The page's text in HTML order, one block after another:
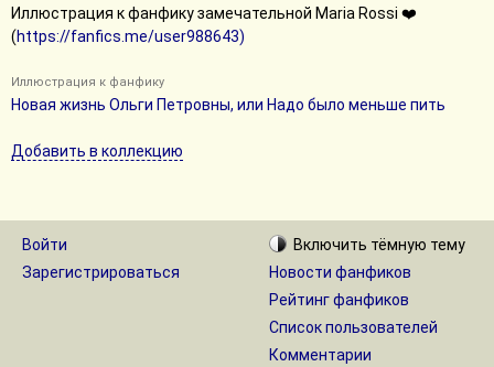
Иллюстрация к фанфику замечательной Maria Rossi ❤️
(https://fanfics.me/user988643)
Иллюстрация к фанфику
Новая жизнь Ольги Петровны, или Надо было меньше пить
Добавить в коллекцию
Войти
Зарегистрироваться
Включить тёмную тему
Новости фанфиков
Рейтинг фанфиков
Список пользователей
Комментарии